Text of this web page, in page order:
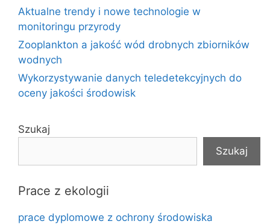
Aktualne trendy i nowe technologie w
monitoringu przyrody
Zooplankton a jakość wód drobnych zbiorników
wodnych
Wykorzystywanie danych teledetekcyjnych do
oceny jakości środowisk
Szukaj
Szukaj
Prace z ekologii
prace dyplomowe z ochrony środowiska